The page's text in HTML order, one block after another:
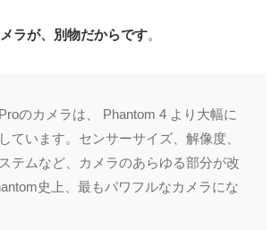
ラが、別物だからです。
のカメラは、 Phantom 4 より大幅に
ています。センサーサイズ、解像度、
テムなど、カメラのあらゆる部分が改
史上、最もパワフルなカメラにな